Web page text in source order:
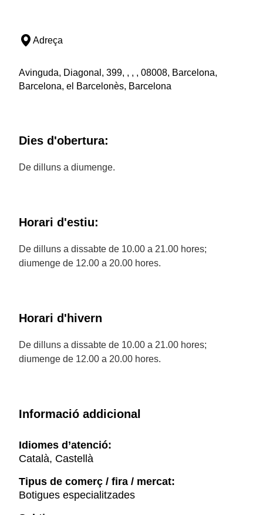
Adreça
Avinguda, Diagonal, 399, , , , 08008, Barcelona,
Barcelona, el Barcelonès, Barcelona
Dies d'obertura:
De dilluns a diumenge.
Horari d'estiu:
De dilluns a dissabte de 10.00 a 21.00 hores;
diumenge de 12.00 a 20.00 hores.
Horari d'hivern
De dilluns a dissabte de 10.00 a 21.00 hores;
diumenge de 12.00 a 20.00 hores.
Informació addicional
Idiomes d’atenció:
Català, Castellà
Tipus de comerç / fira / mercat:
Botigues especialitzades